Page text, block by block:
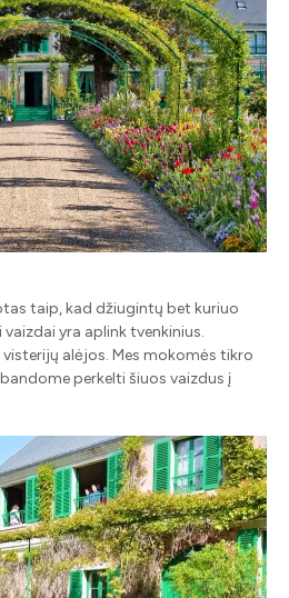
taip, kad džiugintų bet kuriuo
yra aplink tvenkinius.
alėjos. Mes mokomės tikro
perkelti šiuos vaizdus į